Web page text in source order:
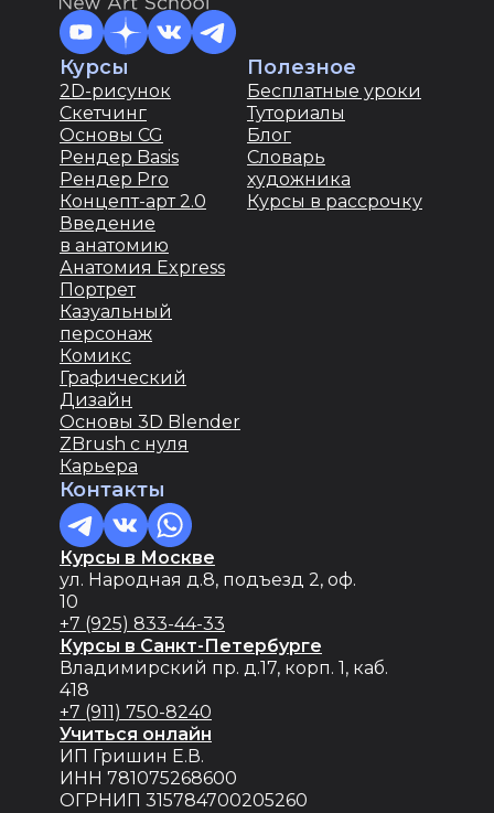
Курсы
2D-рисунок
Скетчинг
Основы CG
Рендер Basis
Рендер Pro
Концепт-арт 2.0
Введение
в анатомию
Анатомия Express
Портрет
Казуальный
персонаж
Комикс
Графический
Дизайн
Основы 3D Blender
ZBrush с нуля
Карьера
Полезное
Бесплатные уроки
Туториалы
Блог
Словарь
художника
Курсы в рассрочку
Контакты
Курсы в Москве
ул. Народная д.8, подъезд 2, оф.
10
+7 (925) 833-44-33
Курсы в Санкт-Петербурге
Владимирский пр. д.17, корп. 1, каб.
418
+7 (911) 750-8240
Учиться онлайн
ИП Гришин Е.В.
ИНН 781075268600
ОГРНИП 315784700205260